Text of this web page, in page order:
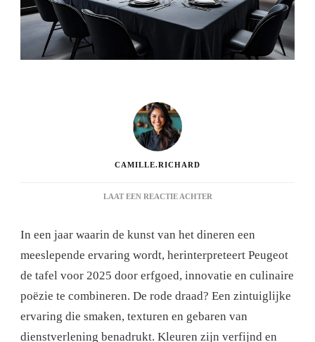
CAMILLE.RICHARD
LAAT EEN REACTIE ACHTEROP
KUNST
SERVIES
BEKEKEN
IN
In een jaar waarin de kunst van het dineren een
meeslepende ervaring wordt, herinterpreteert Peugeot
de tafel voor 2025 door erfgoed, innovatie en culinaire
poëzie te combineren. De rode draad? Een zintuiglijke
ervaring die smaken, texturen en gebaren van
dienstverlening benadrukt. Kleuren zijn verfijnd en